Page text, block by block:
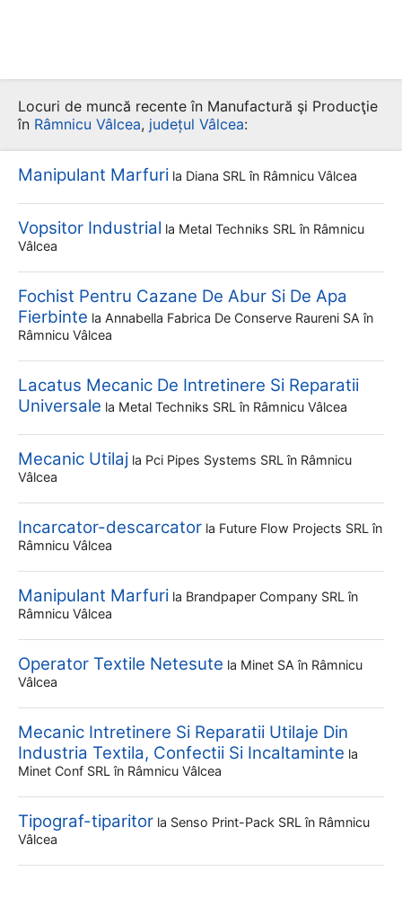
Locuri de muncă recente în Manufactură şi Producţie
în Râmnicu Vâlcea, județul Vâlcea:
Manipulant Marfuri la Diana SRL în Râmnicu Vâlcea
Vopsitor Industrial la Metal Techniks SRL în Râmnicu
Vâlcea
Fochist Pentru Cazane De Abur Si De Apa
Fierbinte la Annabella Fabrica De Conserve Raureni SA în
Râmnicu Vâlcea
Lacatus Mecanic De Intretinere Si Reparatii
Universale la Metal Techniks SRL în Râmnicu Vâlcea
Mecanic Utilaj la Pci Pipes Systems SRL în Râmnicu
Vâlcea
Incarcator-descarcator la Future Flow Projects SRL în
Râmnicu Vâlcea
Manipulant Marfuri la Brandpaper Company SRL în
Râmnicu Vâlcea
Operator Textile Netesute la Minet SA în Râmnicu
Vâlcea
Mecanic Intretinere Si Reparatii Utilaje Din
Industria Textila, Confectii Si Incaltaminte la
Minet Conf SRL în Râmnicu Vâlcea
Tipograf-tiparitor la Senso Print-Pack SRL în Râmnicu
Vâlcea